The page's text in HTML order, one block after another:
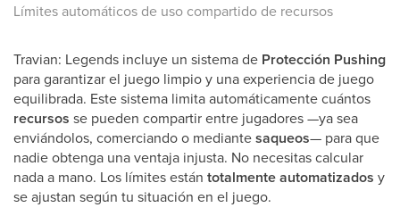
Límites automáticos de uso compartido de recursos
Travian: Legends incluye un sistema de Protección Pushing
para garantizar el juego limpio y una experiencia de juego
equilibrada. Este sistema limita automáticamente cuántos
recursos se pueden compartir entre jugadores —ya sea
enviándolos, comerciando o mediantesaqueos— para que
nadie obtenga una ventaja injusta. No necesitas calcular
nada a mano. Los límites están totalmente automatizados y
se ajustan según tu situación en el juego.